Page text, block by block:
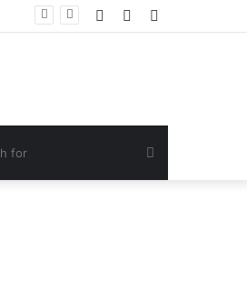
Random
Log
Search